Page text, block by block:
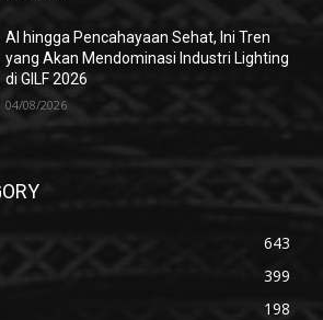
AI hingga Pencahayaan Sehat, Ini Tren
yang Akan Mendominasi Industri Lighting
di GILF 2026
04/08/2026
643
399
198